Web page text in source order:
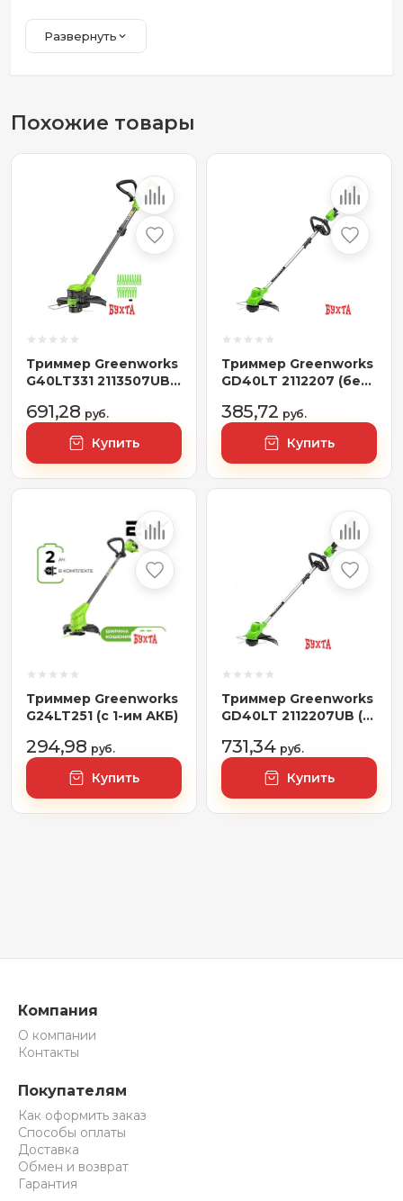
Развернуть
Похожие товары
Триммер Greenworks
G40LT331 2113507UB
691,28 руб.
Купить
Триммер Greenworks
GD40LT 2112207 (без
385,72 руб.
Купить
Триммер Greenworks
G24LT251 (с 1-им АКБ)
294,98 руб.
Купить
Триммер Greenworks
GD40LT 2112207UB (с
731,34 руб.
Купить
Компания
О компании
Контакты
Покупателям
Как оформить заказ
Способы оплаты
Доставка
Обмен и возврат
Гарантия